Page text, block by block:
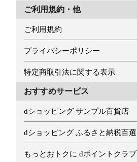
ご利用規約・他
ご利用規約
プライバシーポリシー
特定商取引法に関する表示
おすすめサービス
dショッピング サンプル百貨店
dショッピング ふるさと納税百選
もっとおトクに dポイントクラブ